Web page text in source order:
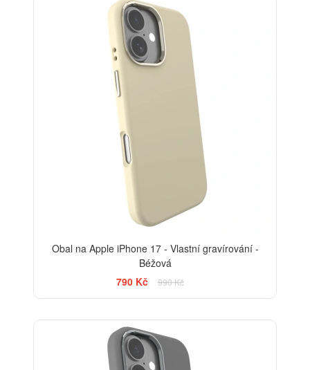
Obal na Apple iPhone 17 - Vlastní gravírování -
Béžová
790 Kč
990 Kč